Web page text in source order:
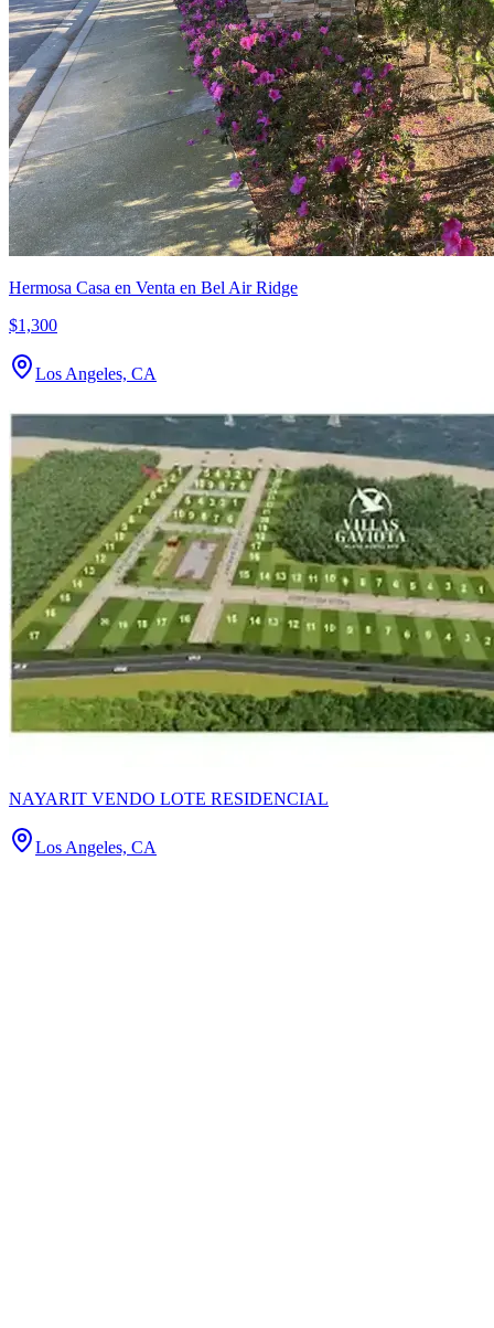
Hermosa Casa en Venta en Bel Air Ridge
$1,300
Los Angeles, CA
NAYARIT VENDO LOTE RESIDENCIAL
Los Angeles, CA